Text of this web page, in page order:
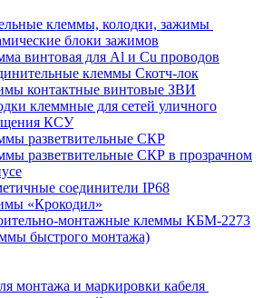
клеммы, колодки, зажимы
блоки зажимов
винтовая для Al и Cu проводов
клеммы Скотч-лок
контактные винтовые ЗВИ
клеммные для сетей уличного
КСУ
разветвительные СКР
разветвительные СКР в прозрачном
соединители IP68
«Крокодил»
монтажные клеммы КБМ-2273
быстрого монтажа)
монтажа и маркировки кабеля